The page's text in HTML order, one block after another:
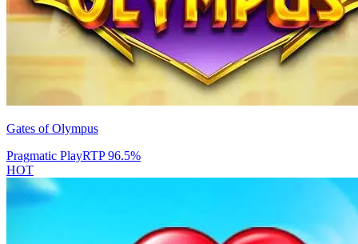
Gates of Olympus
Pragmatic PlayRTP96.5%
HOT